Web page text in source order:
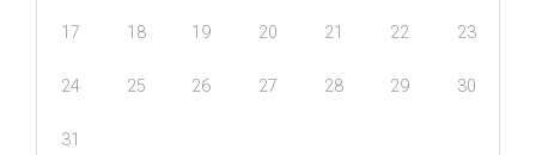
17 18 19 20 21 22 23
24 25 26 27 28 29 30
31